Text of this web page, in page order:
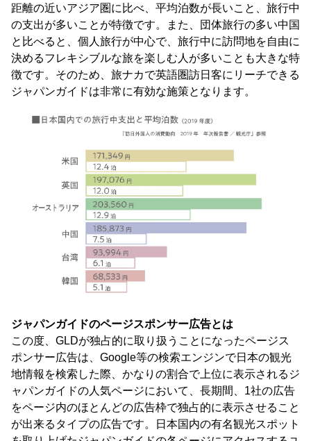
距離の近いアジア圏に比べ、平均泊数が長いこと、旅行中
の支出が多いことが特徴です。また、団体旅行の多い中国
と比べると、個人旅行が中心で、旅行中に訪問地を自由に
決めるフレキシブルな旅を楽しむ人が多いことも大きな特
徴です。そのため、旅ナカで英語圏訪日客にリーチできる
ジャパンガイドは非常に有効な施策となります。
ジャパンガイドのページスポンサー広告とは
この度、GLDが独占的に取り扱うことになったページス
ポンサー広告は、Google等の検索エンジンで日本の観光
地情報を検索した際、かなりの割合で上位に表示されるジ
ャパンガイドの人気ページにおいて、長期間、1社の広告
をページ内のほとんどの広告枠で独占的に表示させること
が出来るタイプの広告です。日本国内の有名観光スポット